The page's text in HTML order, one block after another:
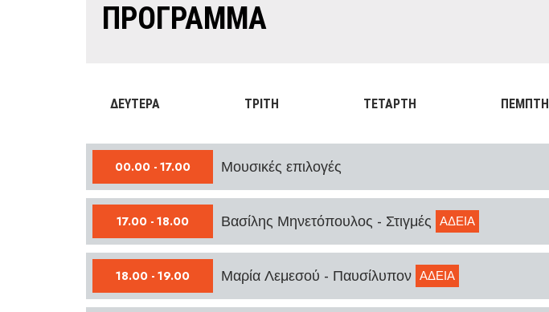
ΠΡΟΓΡΑΜΜΑ
ΔΕΥΤΕΡΑ ΤΡΙΤΗ ΤΕΤΑΡΤΗ ΠΕΜΠΤΗ
00.00 - 17.00 Μουσικές επιλογές
17.00 - 18.00 Βασίλης Μηνετόπουλος - Στιγμές ΑΔΕΙΑ
18.00 - 19.00 Μαρία Λεμεσού - Παυσίλυπον ΑΔΕΙΑ